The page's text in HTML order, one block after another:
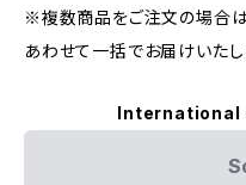
※複数商品をご注文の場合
あわせて一括でお届けいたし
International